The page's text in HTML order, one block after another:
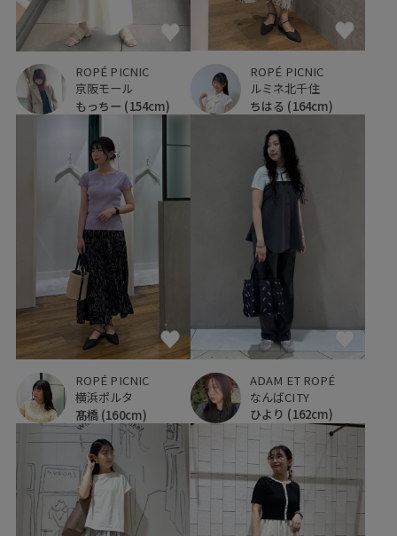
ROPÉ PICNIC
京阪モール
もっちー (154cm)
ROPÉ PICNIC
ルミネ北千住
ちはる (164cm)
ROPÉ PICNIC
横浜ポルタ
髙橋 (160cm)
ADAM ET ROPÉ
なんばCITY
ひより (162cm)